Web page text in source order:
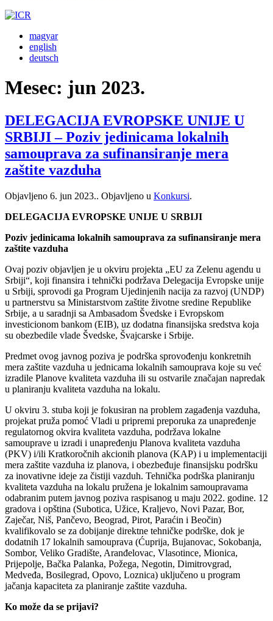
magyar
english
deutsch
Mesec: jun 2023.
DELEGACIJA EVROPSKE UNIJE U
SRBIJI – Poziv jedinicama lokalnih
samouprava za sufinansiranje mera
zaštite vazduha
Objavljeno 6. jun 2023.. Objavljeno u Konkursi.
DELEGACIJA EVROPSKE UNIJE U SRBIJI
Poziv jedinicama lokalnih samouprava za sufinansiranje mera
zaštite vazduha
Ovaj poziv objavljen je u okviru projekta „EU za Zelenu agendu u
Srbiji“, koji finansira i tehnički podržava Delegacija Evropske unije
u Srbiji, sprovodi ga Program Ujedinjenih nacija za razvoj (UNDP)
u partnerstvu sa Ministarstvom zaštite životne sredine Republike
Srbije, a u saradnji sa Ambasadom Švedske i Evropskom
investicionom bankom (EIB), uz dodatna finansijska sredstva koja
su obezbedile vlade Švedske, Švajcarske i Srbije.
Predmet ovog javnog poziva je podrška sprovođenju konkretnih
mera zaštite vazduha u jednicama lokalnih samouprava koje su već
izradile Planove kvaliteta vazduha ili su ostvarile značajan napredak
u planiranju kvaliteta vazduha na lokalu.
U okviru 3. stuba koji je fokusiran na problem zagađenja vazduha,
projekat pruža pomoć Vladi u pripremi preporuka za unapređenje
regulatornog okvira kvaliteta vazduha, podržava lokalne
samouprave u izradi i unapređenju Planova kvaliteta vazduha
(PKV) i/ili Kratkoročnih akcionih planova (KAP) i u implementaciji
mera zaštite vazduha iz planova, i obezbeđuje finansijsku podršku
za inovativne ideje za čistiji vazduh. Tehnička podrška planiranju
kvaliteta vazduha na lokalu pružena je lokalnim samoupravama
odabranim putem javnog poziva raspisanog u maju 2022. godine. 12
gradova i opština (Subotica, Užice, Kraljevo, Novi Pazar, Bor,
Zaječar, Niš, Pančevo, Beograd, Pirot, Paraćin i Beočin)
kvalifikovalo se za dobijanje direktne tehničke podrške, dok je
dodatnih 17 lokalnih samouprava (Ćuprija, Bujanovac, Sokobanja,
Sombor, Veliko Gradište, Aranđelovac, Vlasotince, Mionica,
Prijepolje, Bačka Palanka, Požega, Negotin, Dimitrovgrad,
Medveđa, Bosilegrad, Opovo, Loznica) uključeno u program
jačanja kapaciteta za planiranje zaštite vazduha.
Ko može da se prijavi?